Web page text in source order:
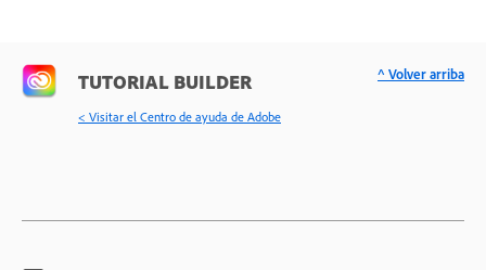
TUTORIAL BUILDER
< Visitar el Centro de ayuda de Adobe
^ Volver arriba